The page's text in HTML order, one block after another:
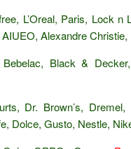
L’Oreal, Paris, Lock
Alexandre Christie,
Black &
Dr. Brown’s,
Dolce, Gusto, Nestle,